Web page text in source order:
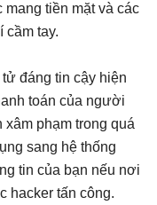
tiền mặt và các
cầm tay.
đáng tin cậy hiện
toán của người
xâm phạm trong quá
sang hệ thống
tin của bạn nếu nơi
hacker tấn công.